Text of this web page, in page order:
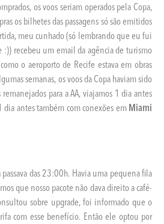
os voos seriam operados pela Copa,
os bilhetes das passagens só são emitidos
meu cunhado (só lembrando que eu fui
:)) recebeu um email da agência de turismo
o aeroporto de Recife estava em obras
semanas, os voos da Copa haviam sido
para a AA, viajamos 1 dia antes
dia antes também com conexões em Miami
das 23:00h. Havia uma pequena fila
que nosso pacote não dava direito a café-
sobre upgrade, foi informado que o
com esse benefício. Então ele optou por